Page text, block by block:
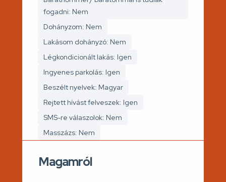
fogadni: Nem
Dohányzom: Nem
Lakásom dohányzó: Nem
Légkondicionált lakás: Igen
Ingyenes parkolás: Igen
Beszélt nyelvek: Magyar
Rejtett hívást felveszek: Igen
SMS-re válaszolok: Nem
Masszázs: Nem
Magamról